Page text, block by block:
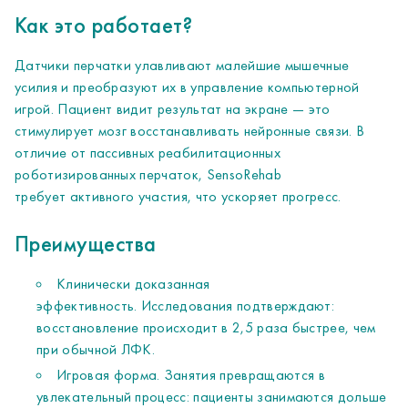
Как это работает?
Датчики перчатки улавливают малейшие мышечные
усилия и преобразуют их в управление компьютерной
игрой. Пациент видит результат на экране — это
стимулирует мозг восстанавливать нейронные связи. В
отличие от пассивных реабилитационных
роботизированных перчаток, SensoRehab
требует активного участия, что ускоряет прогресс.
Преимущества
Клинически доказанная
эффективность. Исследования подтверждают:
восстановление происходит в 2,5 раза быстрее, чем
при обычной ЛФК.
Игровая форма. Занятия превращаются в
увлекательный процесс: пациенты занимаются дольше